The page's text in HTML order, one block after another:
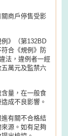
商戶停售受影
》（第132BD
合《規例》防
法，違例者一經
萬元及監禁六
量，在一般食
成不良影響。
有關不合格結
源。如有足夠